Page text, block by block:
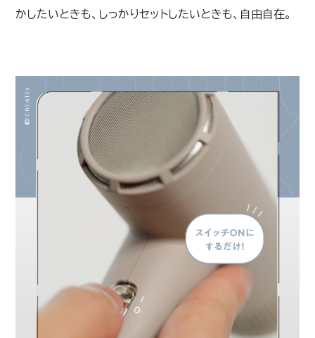
かしたいときも、しっかりセットしたいときも、自由自在。